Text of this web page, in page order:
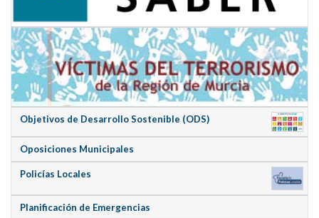
Objetivos de Desarrollo Sostenible (ODS)
Oposiciones Municipales
Policías Locales
Planificación de Emergencias